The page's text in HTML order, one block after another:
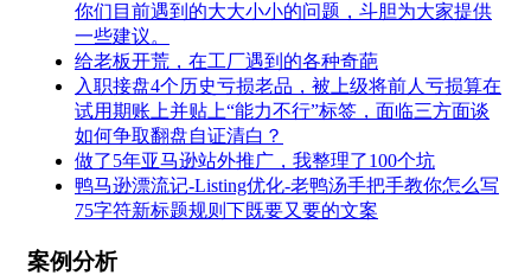
你们目前遇到的大大小小的问题，斗胆为大家提供
一些建议。
给老板开荒，在工厂遇到的各种奇葩
入职接盘4个历史亏损老品，被上级将前人亏损算在
试用期账上并贴上“能力不行”标签，面临三方面谈
如何争取翻盘自证清白？
做了5年亚马逊站外推广，我整理了100个坑
鸭马逊漂流记-Listing优化-老鸭汤手把手教你怎么写
75字符新标题规则下既要又要的文案
案例分析